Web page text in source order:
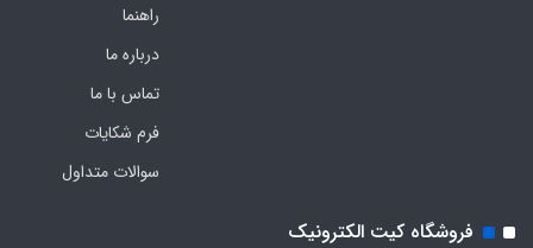
راهنما
درباره ما
تماس با ما
فرم‌ شکایات
سوالات متداول
فروشگاه کیت الکترونیک